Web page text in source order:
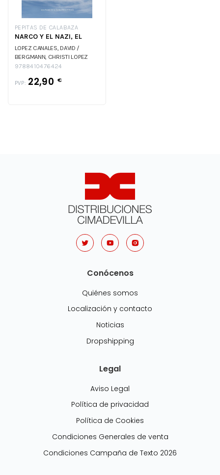
PEPITAS DE CALABAZA
NARCO Y EL NAZI, EL
LOPEZ CANALES, DAVID /
BERGMANN, CHRISTI LOPEZ
CANALES, DAVID / BERGMANN,
9788410476424
PVP: 22,90 €
Conócenos
Quiénes somos
Localización y contacto
Noticias
Dropshipping
Legal
Aviso Legal
Política de privacidad
Política de Cookies
Condiciones Generales de venta
Condiciones Campaña de Texto 2026